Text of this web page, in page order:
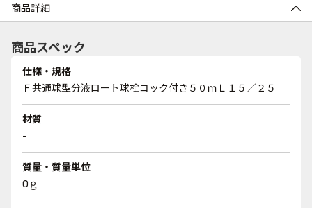
商品詳細
商品スペック
仕様・規格
Ｆ共通球型分液ロート球栓コック付き５０ｍＬ１５／２５
材質
-
質量・質量単位
0ｇ